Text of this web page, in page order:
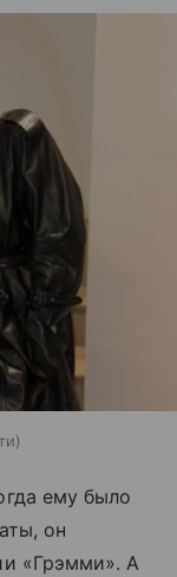
ему было
он
«Грэмми». А